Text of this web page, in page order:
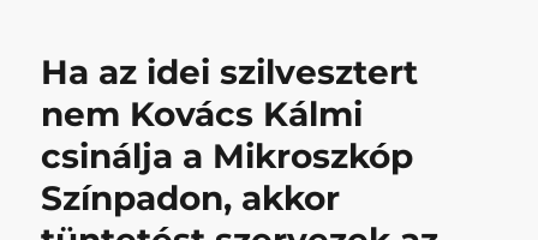
Ha az idei szilvesztert
nem Kovács Kálmi
csinálja a Mikroszkóp
Színpadon, akkor